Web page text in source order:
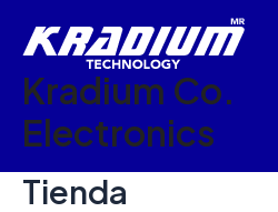
contenido
Kradium Co.
Electronics
Tienda